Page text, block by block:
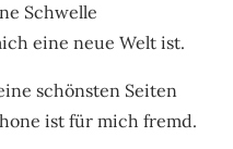
Schwelle
eine neue Welt ist.
schönsten Seiten
ist für mich fremd.